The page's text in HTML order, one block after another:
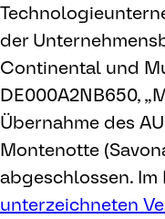
der
Continental und
DE000A2NB650,
Übernahme des
Montenotte
abgeschlossen. Im
unterzeichneten